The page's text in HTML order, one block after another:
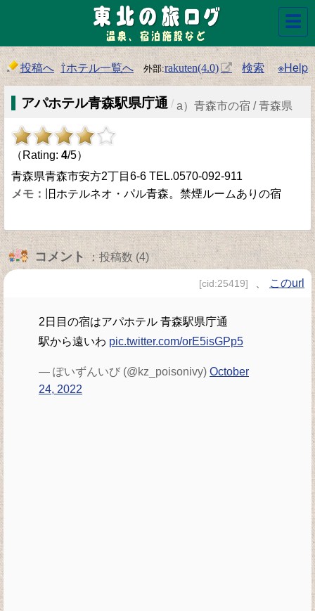
投稿へ ⇧ホテル一覧へ rakuten(4.0) 検索 ※Help
アパホテル青森駅県庁通 / a）青森市の宿 / 青森県
（Rating: 4/5）
青森県青森市安方2丁目6-6 TEL.0570-092-911
旧ホテルネオ・パル青森。禁煙ルームありの宿
コメント：投稿数 (4)
[cid:25419] このurl
2日目の宿はアパホテル 青森駅県庁通
駅から遠いわ pic.twitter.com/orE5isGPp5
— ぽいずんいび (@kz_poisonivy) October
24, 2022
☰